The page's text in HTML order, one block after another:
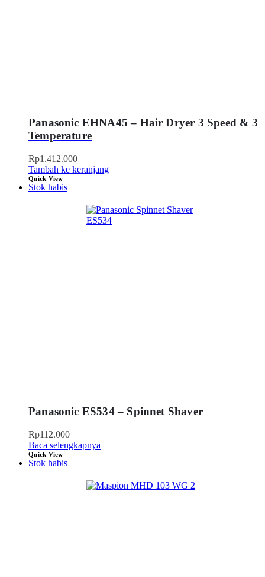
Panasonic EHNA45 – Hair Dryer 3 Speed & 3
Temperature
Rp1.412.000
Tambah ke keranjang
Quick View
Stok habis
Panasonic ES534 – Spinnet Shaver
Rp112.000
Baca selengkapnya
Quick View
Stok habis